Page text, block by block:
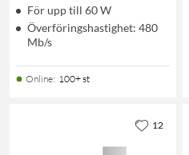
För upp till 60 W
Överföringshastighet: 480
Mb/s
Online: 100+ st
12